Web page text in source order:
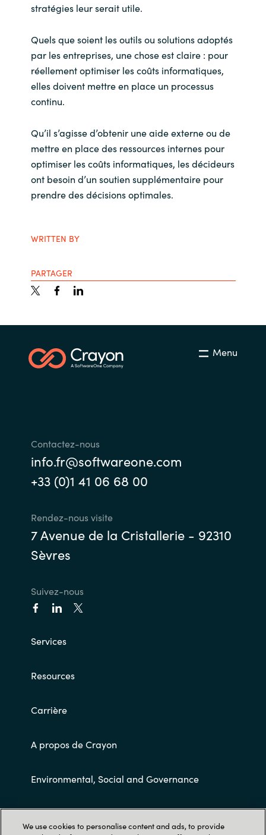
stratégies leur serait utile.
Quels que soient les outils ou solutions adoptés
par les entreprises, une chose est claire : pour
réellement optimiser les coûts informatiques,
elles doivent mettre en place un processus
continu.
Qu’il s’agisse d’obtenir une aide externe ou de
mettre en place des ressources internes pour
optimiser les coûts informatiques, les décideurs
ont besoin d’un soutien supplémentaire pour
prendre des décisions optimales.
WRITTEN BY
PARTAGER
Menu
Contactez-nous
info.fr@softwareone.com
+33 (0)1 41 06 68 00
Rendez-nous visite
7 Avenue de la Cristallerie - 92310
Sèvres
Suivez-nous
Services
Resources
Carrière
A propos de Crayon
Environmental, Social and Governance
Conditions Générales de Ventes
We use cookies to personalise content and ads, to provide